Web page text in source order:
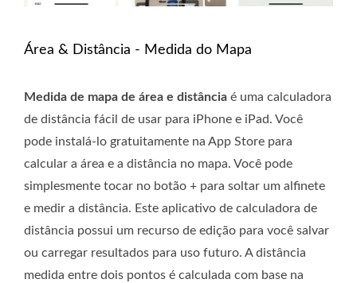
Área & Distância - Medida do Mapa
Medida de mapa de área e distância é uma calculadora
de distância fácil de usar para iPhone e iPad. Você
pode instalá-lo gratuitamente na App Store para
calcular a área e a distância no mapa. Você pode
simplesmente tocar no botão + para soltar um alfinete
e medir a distância. Este aplicativo de calculadora de
distância possui um recurso de edição para você salvar
ou carregar resultados para uso futuro. A distância
medida entre dois pontos é calculada com base na